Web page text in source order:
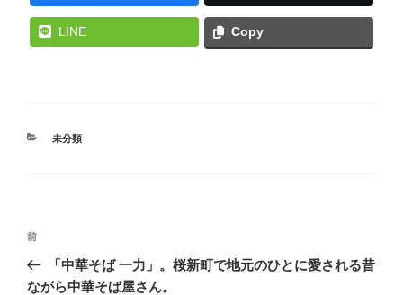
LINE Copy
カ
未分類
投
ナ
前
の
投
前
「中華そば 一力」。桜新町で地元のひとに愛される昔
ながら中華そば屋さん。